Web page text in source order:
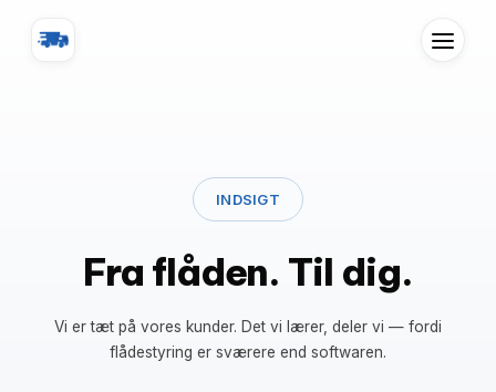
INDSIGT
Fra flåden. Til dig.
Vi er tæt på vores kunder. Det vi lærer, deler vi — fordi
flådestyring er sværere end softwaren.